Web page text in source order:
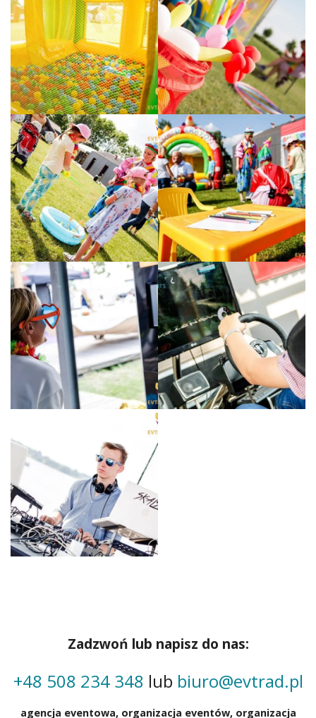
Zadzwoń lub napisz do nas:
+48 508 234 348 lub biuro@evtrad.pl
agencja eventowa, organizacja eventów, organizacja